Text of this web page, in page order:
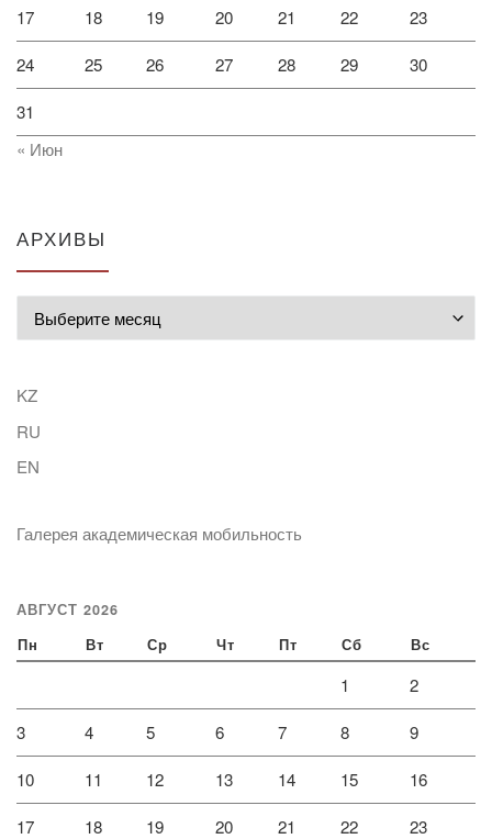
17 18 19 20 21 22 23
24 25 26 27 28 29 30
31
« Июн
АРХИВЫ
KZ
RU
EN
Галерея академическая мобильность
АВГУСТ 2026
Пн Вт Ср Чт Пт Сб Вс
1 2
3 4 5 6 7 8 9
10 11 12 13 14 15 16
17 18 19 20 21 22 23